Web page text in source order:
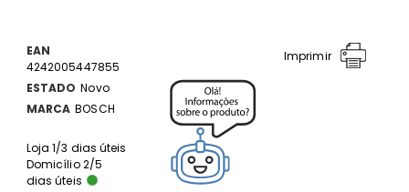
EAN
4242005447855
ESTADO Novo
MARCA BOSCH
Loja 1/3 dias úteis
Domicílio 2/5
dias úteis
Imprimir